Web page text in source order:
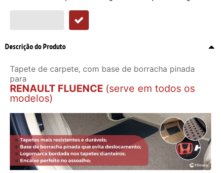
Descrição do Produto
Tapete de carpete, com base de borracha pinada
para
RENAULT FLUENCE (serve em todos os
modelos)